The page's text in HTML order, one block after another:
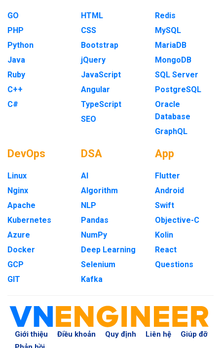
GO
PHP
Python
Java
Ruby
C++
C#
HTML
CSS
Bootstrap
jQuery
JavaScript
Angular
TypeScript
SEO
Redis
MySQL
MariaDB
MongoDB
SQL Server
PostgreSQL
Oracle
Database
GraphQL
DevOps
Linux
Nginx
Apache
Kubernetes
Azure
Docker
GCP
GIT
DSA
AI
Algorithm
NLP
Pandas
NumPy
Deep Learning
Selenium
Kafka
App
Flutter
Android
Swift
Objective-C
Kolin
React
Questions
Giới thiệu Điều khoản Quy định Liên hệ
Giúp đỡ